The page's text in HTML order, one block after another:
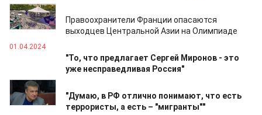
01.04.2024
Правоохранители Франции опасаются
выходцев Центральной Азии на Олимпиаде
01.04.2024
"То, что предлагает Сергей Миронов - это
уже несправедливая Россия"
27.03.2024
"Думаю, в РФ отлично понимают, что есть
террористы, а есть – "мигранты""